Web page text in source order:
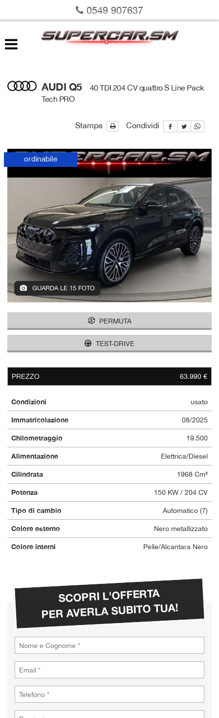
VALUTAZIONE USATO
SU DI NOI
AUDI Q5
40 TDI 204 CV quattro S Line Pack
Tech PRO
Stampa Condividi
ordinabile
GUARDA LE 15 FOTO
PERMUTA
TEST-DRIVE
PREZZO 63.990 €
Condizioni usato
Immatricolazione 08/2025
Chilometraggio 19.500
Alimentazione Elettrica/Diesel
Cilindrata 1968 Cm³
Potenza 150 KW / 204 CV
Tipo di cambio Automatico (7)
Colore esterno Nero metallizzato
Colore interni Pelle/Alcantara Nero
SCOPRI L'OFFERTA
PER AVERLA SUBITO TUA!
0549 907637